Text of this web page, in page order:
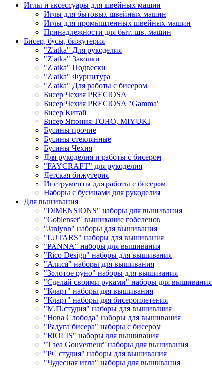
Иглы и аксессуары для швейных машин
Иглы для бытовых швейных машин
Иглы для промышленных швейных машин
Принадлежности для быт. шв. машин
Бисер, бусы, бижутерия
"Zlatka" Для рукоделия
"Zlatka" Заколки
"Zlatka" Подвески
"Zlatka" Фурнитура
"Zlatka" Для работы с бисером
Бисер Чехия PRECIOSA
Бисер Чехия PRECIOSA "Gamma"
Бисер Китай
Бисер Япония TOHO, MIYUKI
Бусины прочие
Бусины стеклянные
Бусины Чехия
Для рукоделия и работы с бисером
"FAYCRAFT" для рукоделия
Детская бижутерия
Инструменты для работы с бисером
Наборы с бусинами для рукоделия
Для вышивания
"DIMENSIONS" наборы для вышивания
"Goblenset" вышивание гобеленов
"Janlynn" наборы для вышивания
"LUTARS" наборы для вышивания
"PANNA" наборы для вышивания
"Rico Design" наборы для вышивания
"Алиса" наборы для вышивания
"Золотое руно" наборы для вышивания
"Сделай своими руками" наборы для вышивания
"Кларт" наборы для вышивания
"Кларт" наборы для бисероплетения
"М.П.студия" наборы для вышивания
"Нова Слобода" наборы для вышивания
"Радуга бисера" наборы с бисером
"RIOLIS" наборы для вышивания
"Thea Gouverneur" наборы для вышивания
"РС студия" наборы для вышивания
"Чудесная игла" наборы для вышивания